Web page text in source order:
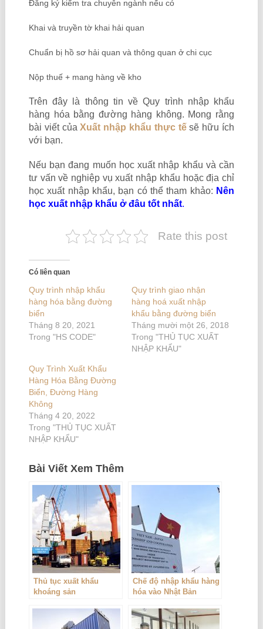
Đăng ký kiểm tra chuyên ngành nếu có
Khai và truyền tờ khai hải quan
Chuẩn bị hồ sơ hải quan và thông quan ở chi cục
Nộp thuế + mang hàng về kho
Trên đây là thông tin về Quy trình nhập khẩu
hàng hóa bằng đường hàng không. Mong rằng
bài viết củaXuất nhập khẩu thực tếsẽ hữu ích
với bạn.
Nếu bạn đang muốn học xuất nhập khẩu và cần
tư vấn về nghiệp vụ xuất nhập khẩu hoặc địa chỉ
học xuất nhập khẩu, bạn có thể tham khảo: Nên
học xuất nhập khẩu ở đâu tốt nhất.
Rate this post
Có liên quan
Quy trình nhập khẩu
hàng hóa bằng đường
biển
Tháng 8 20, 2021
Trong "HS CODE"
Quy trình giao nhận
hàng hoá xuất nhập
khẩu bằng đường biển
Tháng mười một 26, 2018
Trong "THỦ TỤC XUẤT
NHẬP KHẨU"
Quy Trình Xuất Khẩu
Hàng Hóa Bằng Đường
Biển, Đường Hàng
Không
Tháng 4 20, 2022
Trong "THỦ TỤC XUẤT
NHẬP KHẨU"
Bài Viết Xem Thêm
Thủ tục xuất khẩu
khoáng sản
Chế độ nhập khẩu hàng
hóa vào Nhật Bản